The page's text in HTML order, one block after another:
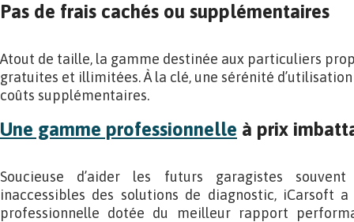
Pas de frais cachés ou supplémentaires
Atout de taille, la gamme destinée aux particuliers
gratuites et illimitées. À la clé, une sérénité
coûts supplémentaires.
Une gamme professionnelle à prix
Soucieuse d’aider les futurs garagistes
inaccessibles des solutions de diagnostic, iCarsoft
professionnelle dotée du meilleur rapport